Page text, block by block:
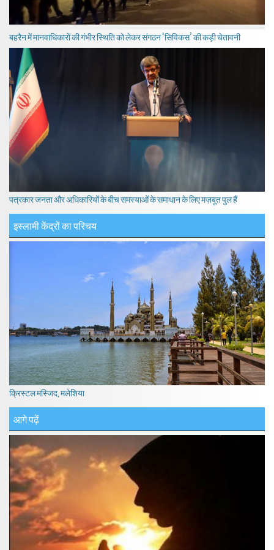
बहरैन में मानवाधिकारों की गंभीर स्थिति को लेकर संगठन ‘सिविकस’ की कड़ी चेतावनी
पत्रकार जनता और अधिकारियों के बीच समस्याओं के समाधान के लिए मज़बूत पुल हैं
इस्लामी केंद्रों का परिचय
क्रिस्टल मस्जिद, मलेशिया
आगे पढ़ें